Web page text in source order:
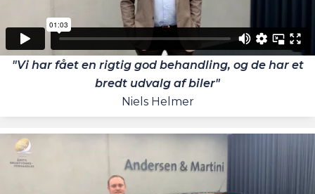
"Vi har fået en rigtig god behandling, og de har et
bredt udvalg af biler"
Niels Helmer